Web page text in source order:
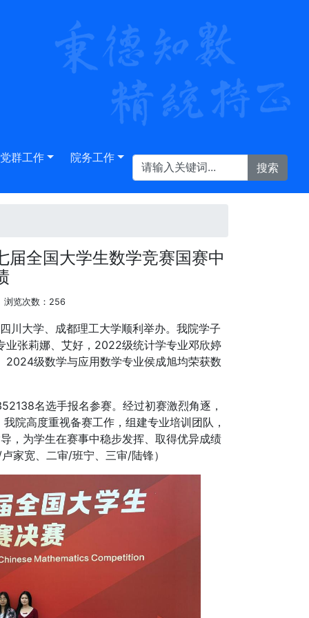
党群工作 院务工作
全国大学生数学竞赛国赛中
浏览次数： 256
大学、成都理工大学顺利举办。我院学子
张莉娜、艾好，2022级统计学专业邓欣婷
级数学与应用数学专业侯成旭均荣获数
名选手报名参赛。经过初赛激烈角逐，
院高度重视备赛工作，组建专业培训团队，
，为学生在赛事中稳步发挥、取得优异成绩
家宽、二审/班宁、三审/陆锋）